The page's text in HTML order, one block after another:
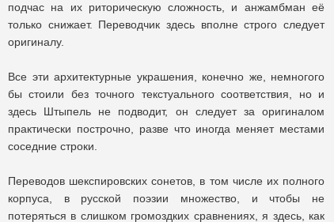
подчас на их риторическую сложность, и анжамбман её
только снижает. Переводчик здесь вполне строго следует
оригиналу.
Все эти архитектурные украшения, конечно же, немногого
бы стоили без точного текстуального соответствия, но и
здесь Штыпель не подводит, он следует за оригиналом
практически построчно, разве что иногда меняет местами
соседние строки.
Переводов шекспировских сонетов, в том числе их полного
корпуса, в русской поэзии множество, и чтобы не
потеряться в слишком громоздких сравнениях, я здесь, как